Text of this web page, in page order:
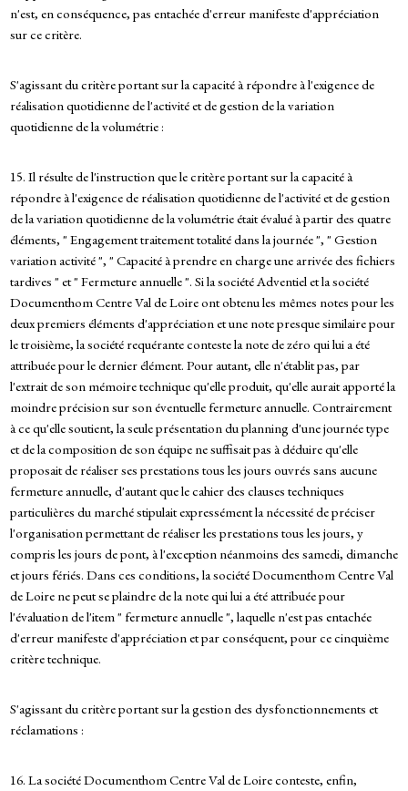
n'est, en conséquence, pas entachée d'erreur manifeste d'appréciation
sur ce critère.
S'agissant du critère portant sur la capacité à répondre à l'exigence de
réalisation quotidienne de l'activité et de gestion de la variation
quotidienne de la volumétrie :
15. Il résulte de l'instruction que le critère portant sur la capacité à
répondre à l'exigence de réalisation quotidienne de l'activité et de gestion
de la variation quotidienne de la volumétrie était évalué à partir des quatre
éléments, " Engagement traitement totalité dans la journée ", " Gestion
variation activité ", " Capacité à prendre en charge une arrivée des fichiers
tardives " et " Fermeture annuelle ". Si la société Adventiel et la société
Documenthom Centre Val de Loire ont obtenu les mêmes notes pour les
deux premiers éléments d'appréciation et une note presque similaire pour
le troisième, la société requérante conteste la note de zéro qui lui a été
attribuée pour le dernier élément. Pour autant, elle n'établit pas, par
l'extrait de son mémoire technique qu'elle produit, qu'elle aurait apporté la
moindre précision sur son éventuelle fermeture annuelle. Contrairement
à ce qu'elle soutient, la seule présentation du planning d'une journée type
et de la composition de son équipe ne suffisait pas à déduire qu'elle
proposait de réaliser ses prestations tous les jours ouvrés sans aucune
fermeture annuelle, d'autant que le cahier des clauses techniques
particulières du marché stipulait expressément la nécessité de préciser
l'organisation permettant de réaliser les prestations tous les jours, y
compris les jours de pont, à l'exception néanmoins des samedi, dimanche
et jours fériés. Dans ces conditions, la société Documenthom Centre Val
de Loire ne peut se plaindre de la note qui lui a été attribuée pour
l'évaluation de l'item " fermeture annuelle ", laquelle n'est pas entachée
d'erreur manifeste d'appréciation et par conséquent, pour ce cinquième
critère technique.
S'agissant du critère portant sur la gestion des dysfonctionnements et
réclamations :
16. La société Documenthom Centre Val de Loire conteste, enfin,